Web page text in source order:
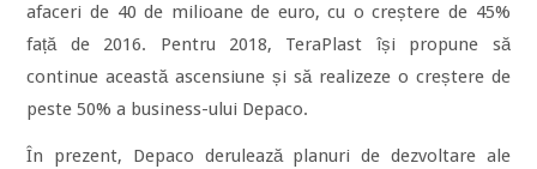
afaceri de 40 de milioane de euro, cu o creștere de 45%
față de 2016. Pentru 2018, TeraPlast își propune să
continue această ascensiune și să realizeze o creștere de
peste 50% a business-ului Depaco.
În prezent, Depaco derulează planuri de dezvoltare ale